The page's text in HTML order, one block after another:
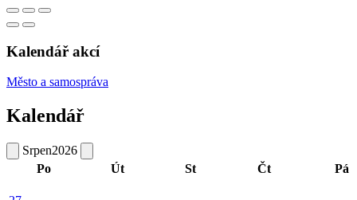
Kalendář akcí
Město a samospráva
Kalendář
Srpen2026
Po
Út St Čt Pá